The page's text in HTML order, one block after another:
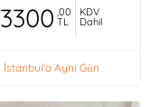
3300 ,00
TL
KDV
Dahil
İstanbul'a Aynı Gün